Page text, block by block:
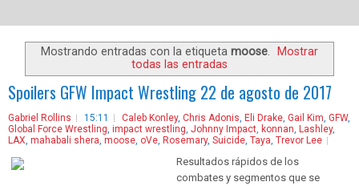
Mostrando entradas con la etiqueta moose.
Mostrar
todas las entradas
Spoilers GFW Impact Wrestling 22 de agosto de 2017
Gabriel Rollins 15:11 Caleb Konley, Chris Adonis Eli Drake Gail Kim GFW,
Global Force Wrestling impact wrestling Johnny Impact konnan Lashley,
LAX mahabali shera moose oVe Rosemary, Suicide Taya Trevor Lee
Resultados rápidos de los
combates y segmentos que se